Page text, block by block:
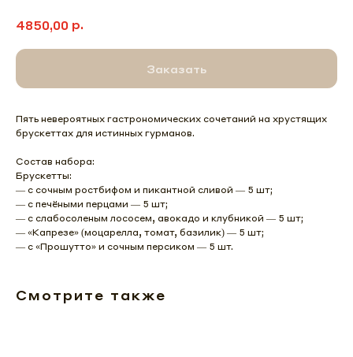
4850,00 р.
Заказать
Пять невероятных гастрономических сочетаний на хрустящих
брускеттах для истинных гурманов.
Состав набора:
Брускетты:
— с сочным ростбифом и пикантной сливой — 5 шт;
— с печёными перцами — 5 шт;
— с слабосоленым лососем, авокадо и клубникой — 5 шт;
— «Капрезе» (моцарелла, томат, базилик) — 5 шт;
— с «Прошутто» и сочным персиком — 5 шт.
Смотрите также